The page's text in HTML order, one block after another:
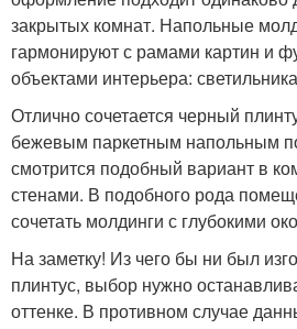
закрытых комнат. Напольные
гармонируют с рамами картин и
объектами интерьера:
Отлично сочетается черный
бежевым паркетным напольным
смотрится подобный вариант в
стенами. В подобного рода
сочетать молдинги с глубокими
На заметку! Из чего бы ни был
плинтус, выбор нужно
оттенке. В противном случае